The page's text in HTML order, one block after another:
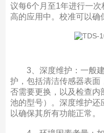
议每6个月至1年进行一
高的应用中。校准可以确
3、深度维护：一般建
护，包括清洁传感器表面
否需要更换，以及检查内
池的型号）。深度维护还
以确保其所有功能正常。